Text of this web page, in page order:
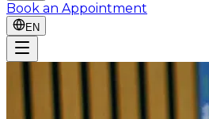
Book an Appointment
EN